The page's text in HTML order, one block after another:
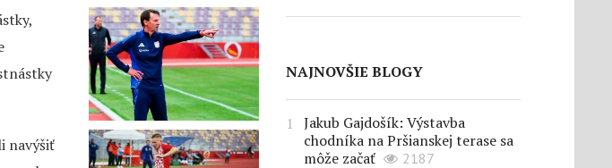
navýšiť
NAJNOVŠIE BLOGY
Jakub Gajdošík: Výstavba
chodníka na Pršianskej terase sa
môže začať
2187